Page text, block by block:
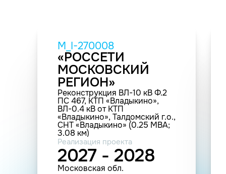
M_I-270008
«РОССЕТИ
МОСКОВСКИЙ
РЕГИОН»
Реконструкция ВЛ-10 кВ Ф.2
ПС 467, КТП «Владыкино»,
ВЛ-0.4 кВ от КТП
«Владыкино», Талдомский г.о.,
СНТ «Владыкино» (0.25 МВА;
3.08 км)
Реализация проекта
2027 - 2028
Московская обл.